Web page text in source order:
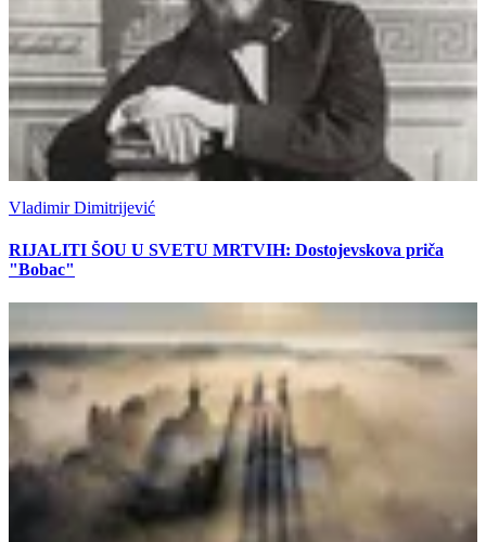
Vladimir Dimitrijević
RIJALITI ŠOU U SVETU MRTVIH: Dostojevskova priča
"Bobac"